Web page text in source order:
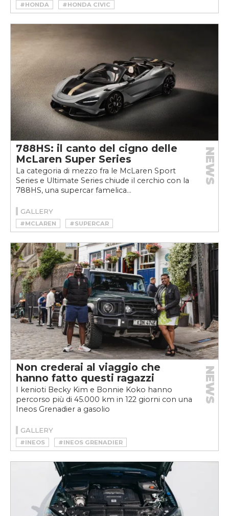
#HONDA
#HONDA CIVIC
#HONDA CIVIC TYPE R
788HS: il canto del cigno delle
McLaren Super Series
La categoria di mezzo fra le McLaren Sport
Series e Ultimate Series chiude il cerchio con la
788HS, una supercar famelica...
NEWS
GALLERY
#MCLAREN #SUPERCAR
Non crederai al viaggio che
hanno fatto questi ragazzi
I kenioti Becky Kim e Bonnie Koko hanno
percorso più di 45.000 km in 122 giorni con una
Ineos Grenadier a gasolio
NEWS
GALLERY
#INEOS #INEOS GRENADIER